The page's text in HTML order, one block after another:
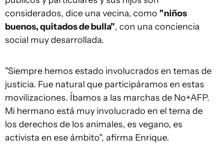
considerados, dice una vecina, como "niños
buenos, quitados de bulla", con una conciencia
social muy desarrollada.
"Siempre hemos estado involucrados en temas de
justicia. Fue natural que participáramos en estas
movilizaciones. Íbamos a las marchas de No+AFP.
Mi hermano está muy involucrado en el tema de
los derechos de los animales, es vegano, es
activista en ese ámbito", afirma Enrique.